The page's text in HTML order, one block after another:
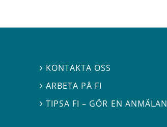
 KONTAKTA OSS
 ARBETA PÅ FI
TIPSA FI – GÖR EN ANMÄLAN